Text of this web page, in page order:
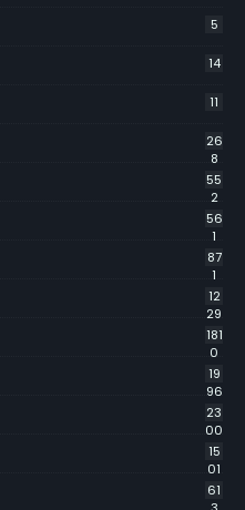
5
14
11
26
8
55
2
56
1
87
1
12
29
181
0
19
96
23
00
15
01
61